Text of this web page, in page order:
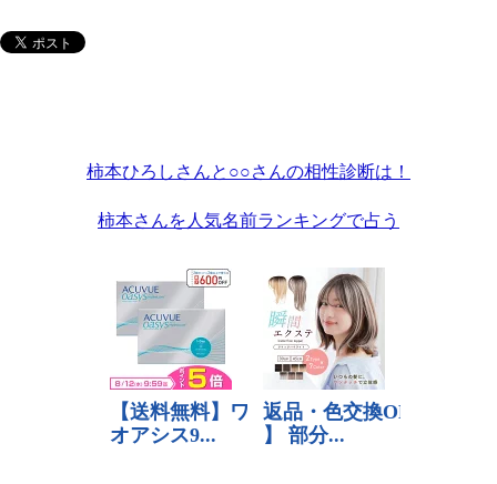
柿本ひろしさんと○○さんの相性診断は！
柿本さんを人気名前ランキングで占う